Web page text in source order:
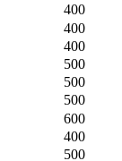
400
400
400
500
500
500
600
400
500